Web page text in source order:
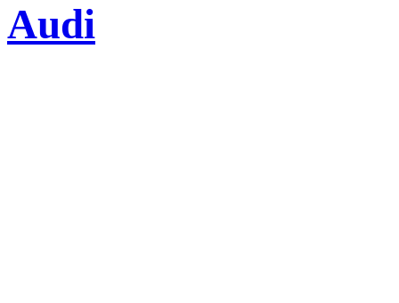
Audi